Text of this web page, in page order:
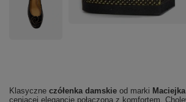
Klasyczne czółenka damskie od marki Maciejka
ceniącej elegancję połączoną z komfortem.